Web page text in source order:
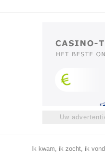
Uw
Ik kwam, ik zocht, ik